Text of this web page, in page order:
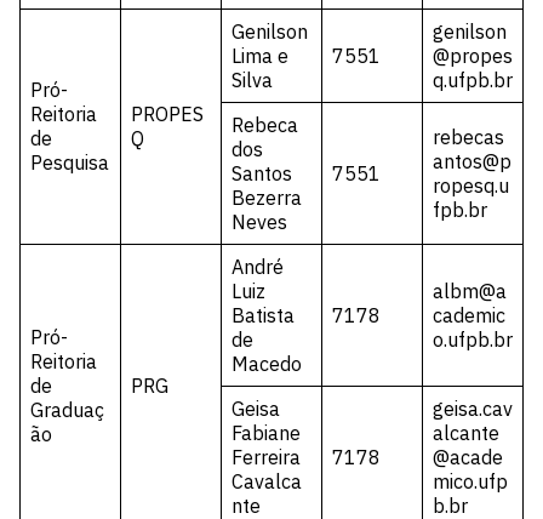
Pró-
Reitoria
de
Pesquisa
PROPES
Q
Genilson
Lima e
Silva
7551
genilson
@propes
q.ufpb.br
Rebeca
dos
Santos
Bezerra
Neves
7551
rebecas
antos@p
ropesq.u
fpb.br
Pró-
Reitoria
de
Graduaç
ão
PRG
André
Luiz
Batista
de
Macedo
7178
albm@a
cademic
o.ufpb.br
Geisa
Fabiane
Ferreira
Cavalca
nte
7178
geisa.cav
alcante
@acade
mico.ufp
b.br